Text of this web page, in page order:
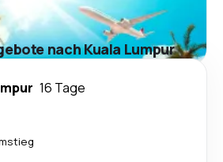
nach Kuala Lumpur
16 Tage